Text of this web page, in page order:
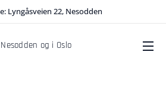
Lyngåsveien 22, Nesodden
og i Oslo